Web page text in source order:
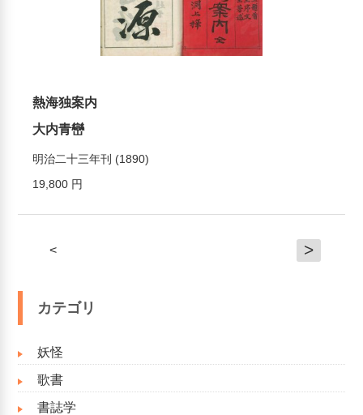
熱海独案内
大内青巒
明治二十三年刊 (1890)
19,800 円
< >
カテゴリ
妖怪
歌書
書誌学